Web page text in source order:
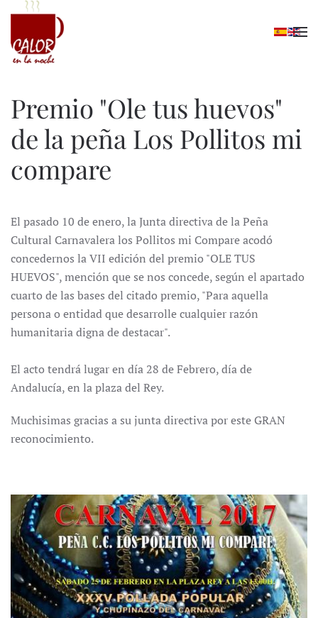
Skip to main content
Premio "Ole tus huevos"
de la peña Los Pollitos mi
compare
El pasado 10 de enero, la Junta directiva de la Peña
Cultural Carnavalera los Pollitos mi Compare acodó
concedernos la VII edición del premio "OLE TUS
HUEVOS", mención que se nos concede, según el apartado
cuarto de las bases del citado premio, "Para aquella
persona o entidad que desarrolle cualquier razón
humanitaria digna de destacar".
El acto tendrá lugar en día 28 de Febrero, día de
Andalucía, en la plaza del Rey.
Muchisimas gracias a su junta directiva por este GRAN
reconocimiento.